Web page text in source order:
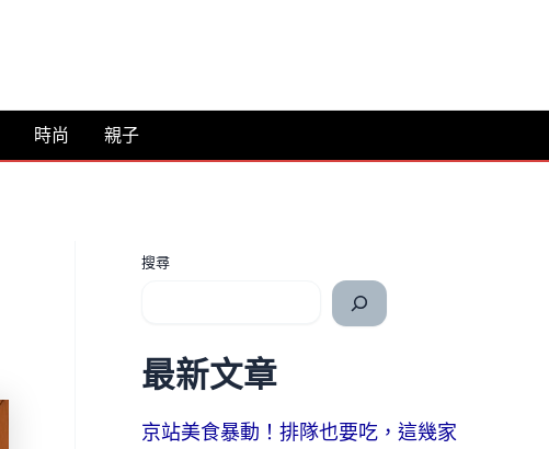
時尚 親子
搜尋
最新文章
京站美食暴動！排隊也要吃，這幾家